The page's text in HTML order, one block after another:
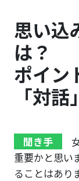
思い込
は？
ポイン
「対話」
聞き手
重要かと思い
ることはあり